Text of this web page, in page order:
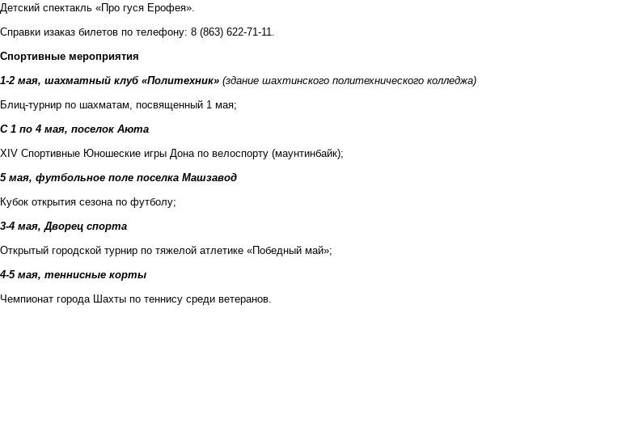
Детский спектакль «Про гуся Ерофея».
Справки изаказ билетов по телефону: 8 (863) 622-71-11.
Спортивные мероприятия
1-2 мая, шахматный клуб «Политехник» (здание шахтинского политехнического колледжа)
Блиц-турнир по шахматам, посвященный 1 мая;
С 1 по 4 мая, поселок Аюта
XIV Спортивные Юношеские игры Дона по велоспорту (маунтинбайк);
5 мая, футбольное поле поселка Машзавод
Кубок открытия сезона по футболу;
3-4 мая, Дворец спорта
Открытый городской турнир по тяжелой атлетике «Победный май»;
4-5 мая, теннисные корты
Чемпионат города Шахты по теннису среди ветеранов.